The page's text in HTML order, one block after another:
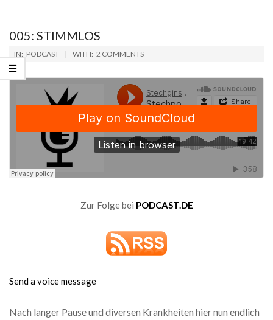
005: STIMMLOS
2019-
01-
14
IN: PODCAST WITH: 2 COMMENTS
Zur Folge bei PODCAST.DE
Send a voice message
Nach langer Pause und diversen Krankheiten hier nun endlich